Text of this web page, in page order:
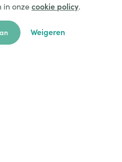
weergeven
in onzecookie policy.
Weigeren